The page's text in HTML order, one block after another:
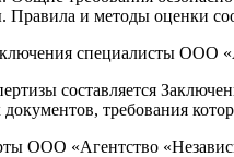
и методы оценки
специалисты ООО
составляется
требования
ООО «Агентство